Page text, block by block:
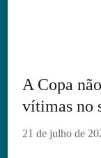
A Copa
vítimas no
21 de julho de